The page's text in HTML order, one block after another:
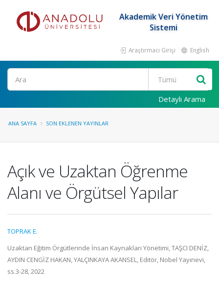
Akademik Veri Yönetim
Sistemi
Araştırmacı Girişi English
Ara
Detaylı Arama
ANA SAYFA SON EKLENEN YAYINLAR
Açık ve Uzaktan Öğrenme
Alanı ve Örgütsel Yapılar
TOPRAK E.
Uzaktan Eğitim Örgütlerinde İnsan Kaynakları Yönetimi, TAŞCI DENİZ,
AYDIN CENGİZ HAKAN, YALÇINKAYA AKANSEL, Editör, Nobel Yayınevi,
ss.3-28, 2022